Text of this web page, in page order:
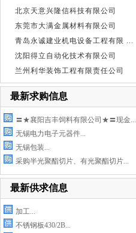
北京天意兴隆信科技有限公司
东莞市大满金属材料有限公司
青岛永诚建业机电设备工程有限 ...
沈阳得立自动化技术有限公司
兰州利华装饰工程有限责任公司
最新求购信息
〓★襄阳吉丰饲料有限公司★〓现金...
无锡电力电子元器件...
无锡包装...
采购半光聚酯切片、有光聚酯切片...
最新供求信息
加工...
不锈钢板430/2B...